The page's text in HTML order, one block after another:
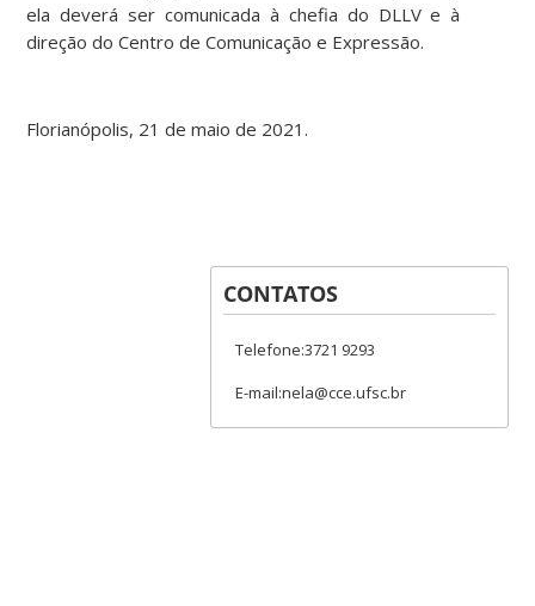
ela deverá ser comunicada à chefia do DLLV e à
direção do Centro de Comunicação e Expressão.
Florianópolis, 21 de maio de 2021.
CONTATOS
Telefone:3721 9293
E-mail:nela@cce.ufsc.br